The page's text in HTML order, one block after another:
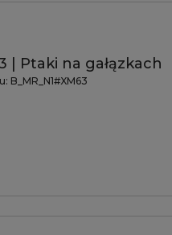
| Ptaki na gałązkach
B_MR_N1#XM63